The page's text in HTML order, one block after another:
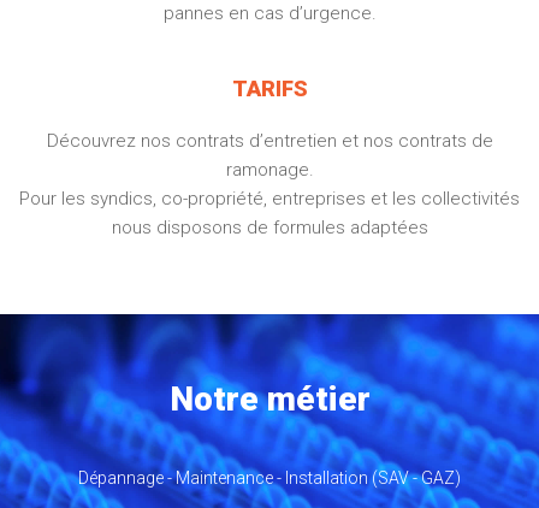
pannes en cas d’urgence.
TARIFS
Découvrez nos contrats d’entretien et nos contrats de
ramonage.
Pour les syndics, co-propriété, entreprises et les collectivités
nous disposons de formules adaptées
Notre métier
Dépannage - Maintenance - Installation (SAV - GAZ)